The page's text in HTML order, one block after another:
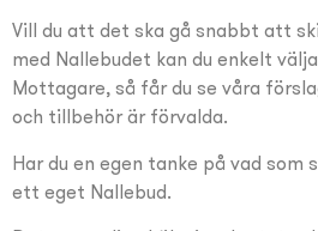
Vill du att det ska gå snabbt att
med Nallebudet kan du enkelt
Mottagare, så får du se våra
och tillbehör är förvalda.
Har du en egen tanke på vad som
ett eget Nallebud.